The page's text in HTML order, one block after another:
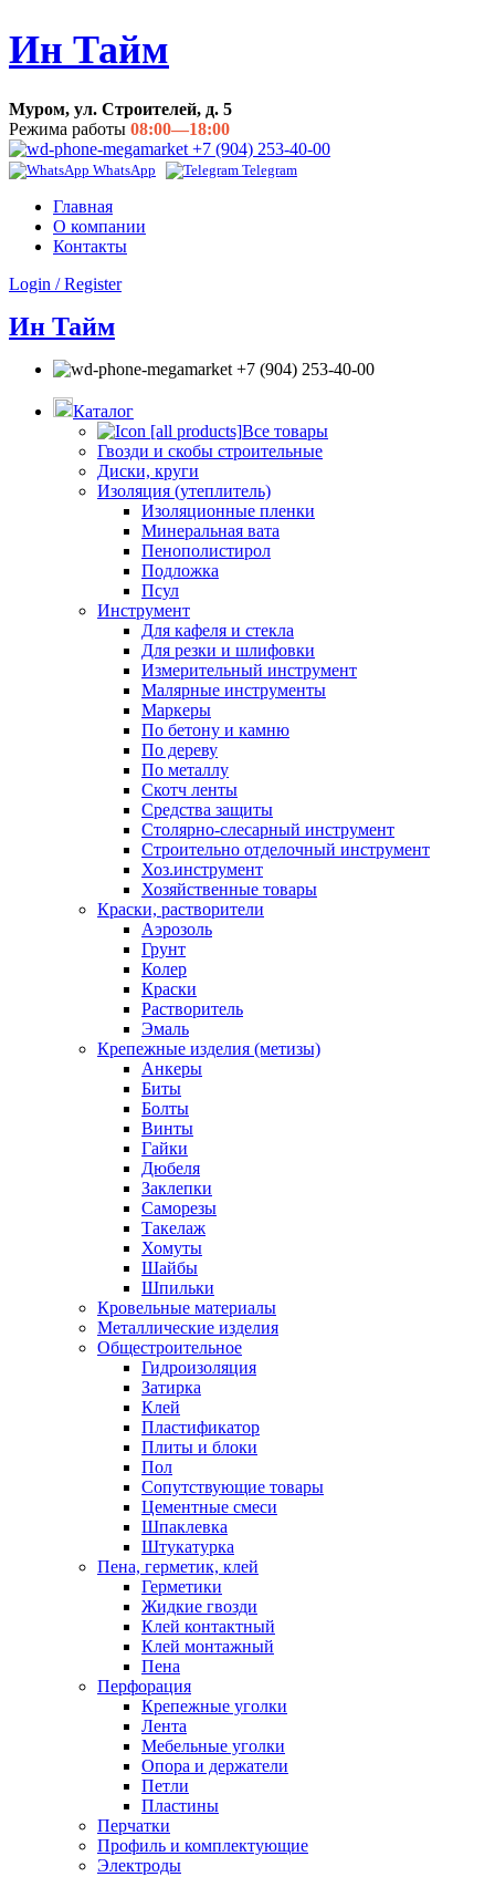
Ин Тайм
Муром, ул. Строителей, д. 5
Режима работы 08:00—18:00
+7 (904) 253-40-00
WhatsApp Telegram
Главная
О компании
Контакты
Login / Register
Ин Тайм
+7 (904) 253-40-00
Каталог
Все товары
Гвозди и скобы строительные
Диски, круги
Изоляция (утеплитель)
Изоляционные пленки
Минеральная вата
Пенополистирол
Подложка
Псул
Инструмент
Для кафеля и стекла
Для резки и шлифовки
Измерительный инструмент
Малярные инструменты
Маркеры
По бетону и камню
По дереву
По металлу
Скотч ленты
Средства защиты
Столярно-слесарный инструмент
Строительно отделочный инструмент
Хоз.инструмент
Хозяйственные товары
Краски, растворители
Аэрозоль
Грунт
Колер
Краски
Растворитель
Эмаль
Крепежные изделия (метизы)
Анкеры
Биты
Болты
Винты
Гайки
Дюбеля
Заклепки
Саморезы
Такелаж
Хомуты
Шайбы
Шпильки
Кровельные материалы
Металлические изделия
Общестроительное
Гидроизоляция
Затирка
Клей
Пластификатор
Плиты и блоки
Пол
Сопутствующие товары
Цементные смеси
Шпаклевка
Штукатурка
Пена, герметик, клей
Герметики
Жидкие гвозди
Клей контактный
Клей монтажный
Пена
Перфорация
Крепежные уголки
Лента
Мебельные уголки
Опора и держатели
Петли
Пластины
Перчатки
Профиль и комплектующие
Электроды